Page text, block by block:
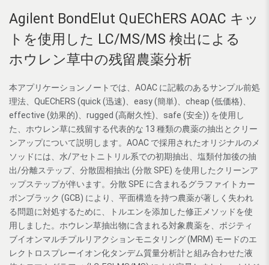
Agilent BondElut QuEChERS AOAC キッ
トを使用した LC/MS/MS 検出による
ホウレン草中の残留農薬分析
本アプリケーションノートでは、AOAC に記載のあるサンプル前処
理法、QuEChERS (quick (迅速)、easy (簡単)、cheap (低価格)、
effective (効果的)、rugged (高耐久性)、safe (安全)) を使用し
た、ホウレン草に残留する代表的な 13 種類の農薬の抽出とクリー
ンアップについて説明します。AOAC で採用されたオリジナルのメ
ソッドには、水/アセトニトリル系での初期抽出、塩類付加後の抽
出/分離ステップ、分散固相抽出 (分散 SPE) を使用したクリーンア
ップステップが伴います。分散 SPE に含まれるグラファイトカー
ボンブラック (GCB) により、平面構造を持つ農薬が著しく失われ
る問題に対処するために、トルエンを添加した修正メソッドを使
用しました。ホウレン草抽出物に含まれる対象農薬を、ポジティ
ブイオンマルチプルリアクションモニタリング (MRM) モードのエ
レクトロスプレーイオン化タンデム質量分析計と組み合わせた液